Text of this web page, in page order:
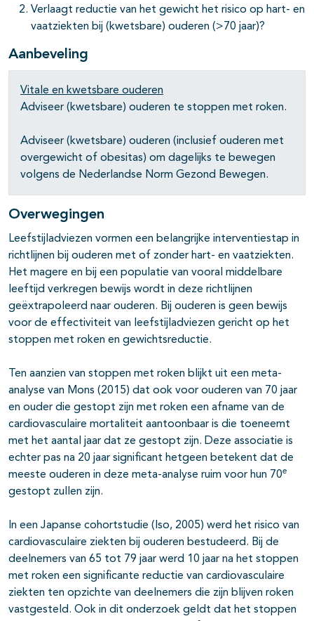
open- en dichtklappen
Verlaagt reductie van het gewicht het risico op hart- en
vaatziekten bij (kwetsbare) ouderen (>70 jaar)?
Aanbeveling
Vitale en kwetsbare ouderen
Adviseer (kwetsbare) ouderen te stoppen met roken.
Adviseer (kwetsbare) ouderen (inclusief ouderen met
overgewicht of obesitas) om dagelijks te bewegen
volgens de Nederlandse Norm Gezond Bewegen.
Overwegingen
Leefstijladviezen vormen een belangrijke interventiestap in
richtlijnen bij ouderen met of zonder hart- en vaatziekten.
Het magere en bij een populatie van vooral middelbare
leeftijd verkregen bewijs wordt in deze richtlijnen
geëxtrapoleerd naar ouderen. Bij ouderen is geen bewijs
voor de effectiviteit van leefstijladviezen gericht op het
stoppen met roken en gewichtsreductie.
Ten aanzien van stoppen met roken blijkt uit een meta-
analyse van Mons (2015) dat ook voor ouderen van 70 jaar
en ouder die gestopt zijn met roken een afname van de
cardiovasculaire mortaliteit aantoonbaar is die toeneemt
met het aantal jaar dat ze gestopt zijn. Deze associatie is
echter pas na 20 jaar significant hetgeen betekent dat de
meeste ouderen in deze meta-analyse ruim voor hun 70e
gestopt zullen zijn.
In een Japanse cohortstudie (Iso, 2005) werd het risico van
cardiovasculaire ziekten bij ouderen bestudeerd. Bij de
deelnemers van 65 tot 79 jaar werd 10 jaar na het stoppen
met roken een significante reductie van cardiovasculaire
ziekten ten opzichte van deelnemers die zijn blijven roken
vastgesteld. Ook in dit onderzoek geldt dat het stoppen